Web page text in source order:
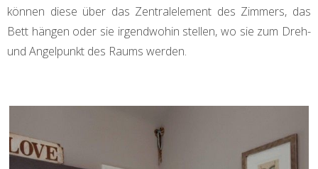
können diese über das Zentralelement des Zimmers, das
Bett hängen oder sie irgendwohin stellen, wo sie zum Dreh-
und Angelpunkt des Raums werden.